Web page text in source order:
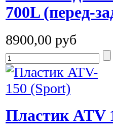
700L (перед-
8900,00 руб
Пластик ATV